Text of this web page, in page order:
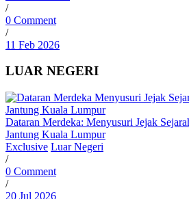
/
0 Comment
/
11 Feb 2026
LUAR NEGERI
Dataran Merdeka: Menyusuri Jejak
Jantung Kuala Lumpur
Exclusive Luar Negeri
/
0 Comment
/
20 Jul 2026